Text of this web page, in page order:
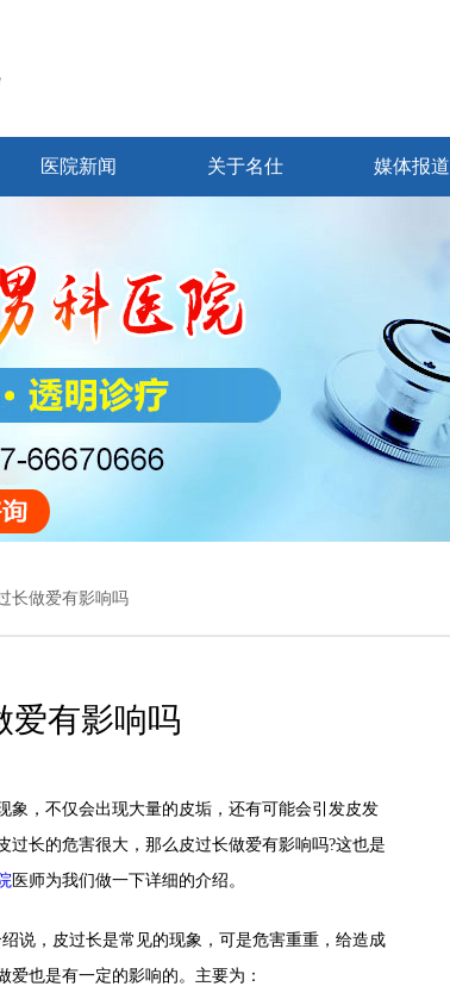
医院新闻 关于名仕 媒体报道
长做爱有影响吗
爱有影响吗
，不仅会出现大量的皮垢，还有可能会引发皮发
长的危害很大，那么皮过长做爱有影响吗?这也是
医师为我们做一下详细的介绍。
，皮过长是常见的现象，可是危害重重，给造成
也是有一定的影响的。主要为：